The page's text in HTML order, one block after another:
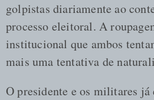
golpistas diariamente ao
processo eleitoral. A
institucional que ambos
mais uma tentativa de
O presidente e os militares